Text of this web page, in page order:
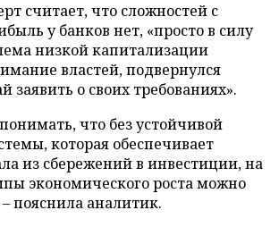
считает, что сложностей с
у банков нет, «просто в силу
низкой капитализации
властей, подвернулся
заявить о своих требованиях».
что без устойчивой
которая обеспечивает
из сбережений в инвестиции, на
экономического роста можно
пояснила аналитик.